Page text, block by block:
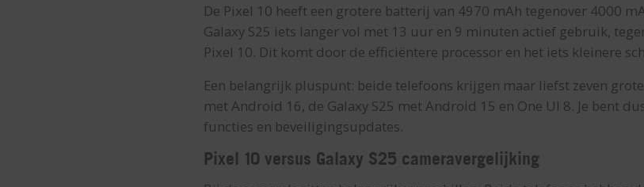
De Pixel 10 heeft een grotere batterij van 4970 mAh tegenover 4000
Galaxy S25 iets langer vol met 13 uur en 9 minuten actief gebruik,
Pixel 10. Dit komt door de efficiëntere processor en het iets kleinere
Een belangrijk pluspunt: beide telefoons krijgen maar liefst zeven
met Android 16, de Galaxy S25 met Android 15 en One UI 8. Je bent
functies en beveiligingsupdates.
Pixel 10 versus Galaxy S25 cameravergelijking